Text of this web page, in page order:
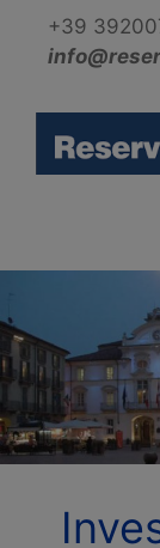
contenuto
+39